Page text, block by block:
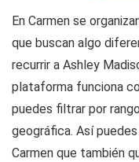
En Carmen se
que buscan algo
recurrir a Ashley
plataforma funciona
puedes filtrar por
geográfica. Así
Carmen que también